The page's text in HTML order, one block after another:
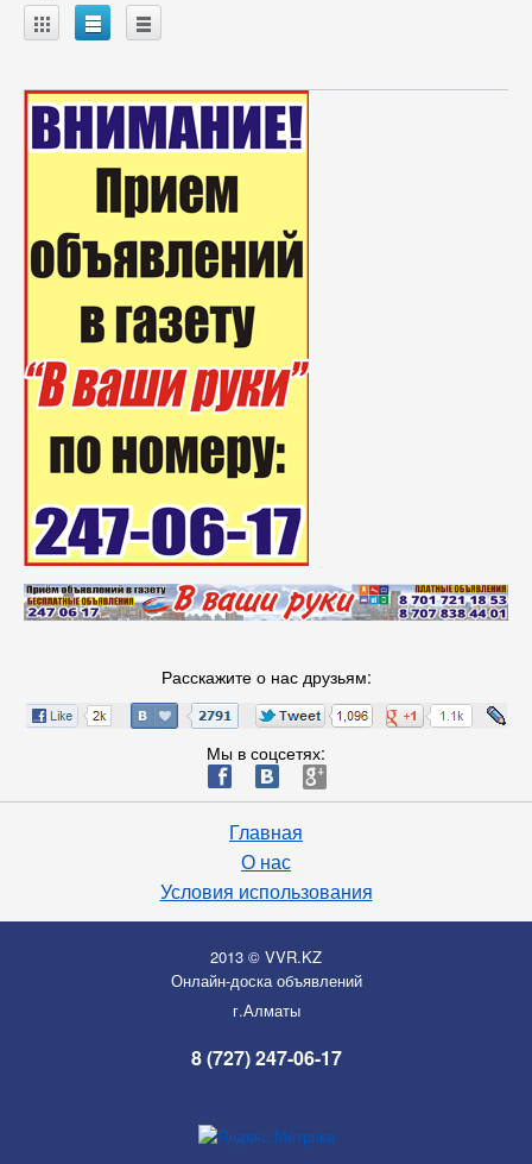
A B C
Расскажите о нас друзьям:
Мы в соцсетях:
ä æ è
Главная
О нас
Условия использования
2013 © VVR.KZ
Онлайн-доска объявлений
г.Алматы
8 (727) 247-06-17